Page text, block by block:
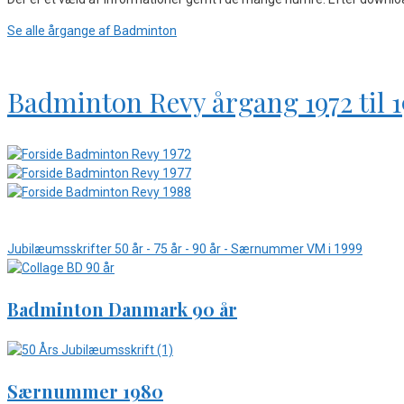
Se alle årgange af Badminton
Badminton Revy årgang 1972 til
Jubilæumsskrifter 50 år - 75 år - 90 år - Særnummer VM i 1999
Badminton Danmark 90 år
Særnummer 1980